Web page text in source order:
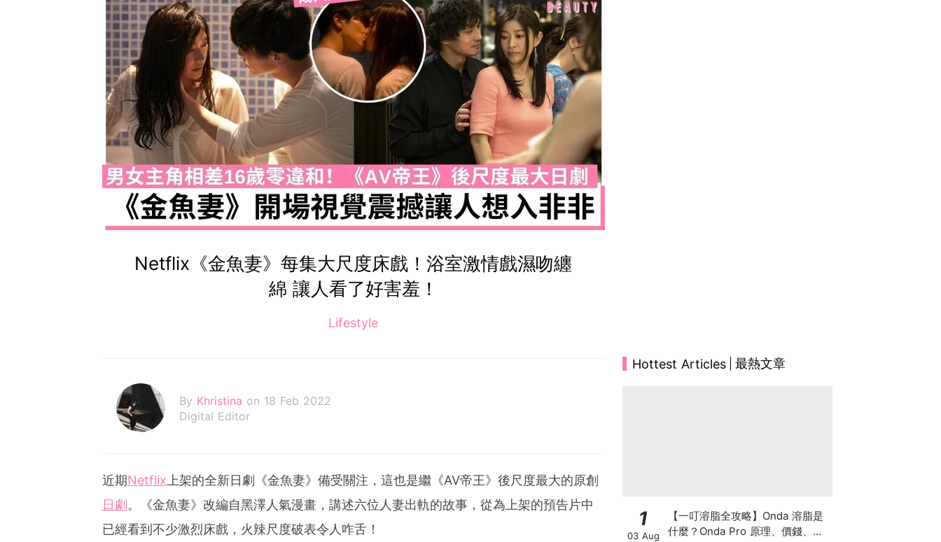
Netflix《金魚妻》每集大尺度床戲！浴室激情戲濕吻纏
綿 讓人看了好害羞！
Lifestyle
By Khristina on 18 Feb 2022
Digital Editor
近期Netflix上架的全新日劇《金魚妻》備受關注，這也是繼《​​AV帝王》後尺度最大的原創
日劇 。《金魚妻》改編自黑澤人氣漫畫，講述六位人妻出軌的故事，從為上架的預告片中
已經看到不少激烈床戲，火辣尺度破表令人咋舌！
Hottest Articles 最熱文章
1
03 Aug
【一叮溶脂全攻略】Onda 溶脂是
什麼？Onda Pro 原理、價錢、次